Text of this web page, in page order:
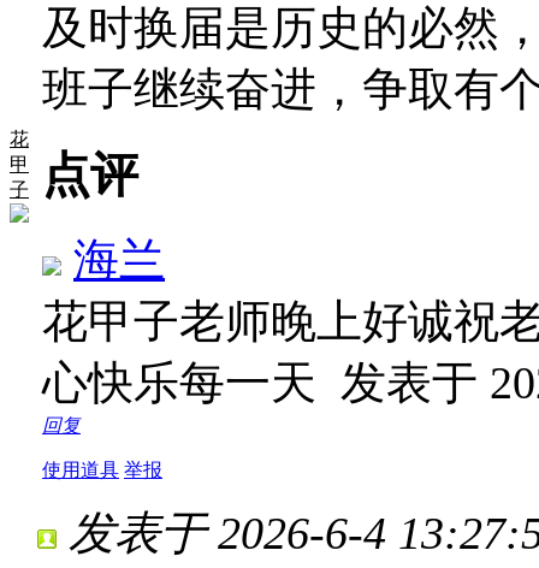
花
甲
子
及时换届是历史的必然
班子继续奋进，争取有
点评
海兰
花甲子老师晚上好诚祝
心快乐每一天 发表于
回复
使用道具 举报
发表于 2026-6-4